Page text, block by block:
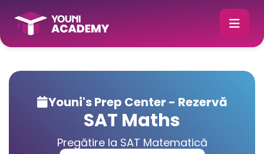
Youni's Prep Center - Rezervă
SAT Maths
Pregătire la SAT Matematică